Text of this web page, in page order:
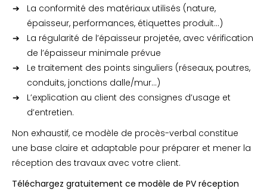
La conformité des matériaux utilisés (nature,
épaisseur, performances, étiquettes produit…)
La régularité de l’épaisseur projetée, avec vérification
de l’épaisseur minimale prévue
Le traitement des points singuliers (réseaux, poutres,
conduits, jonctions dalle/mur…)
L’explication au client des consignes d’usage et
d’entretien.
Non exhaustif, ce modèle de procès-verbal constitue
une base claire et adaptable pour préparer et mener la
réception des travaux avec votre client.
Téléchargez gratuitement ce modèle de PV réception